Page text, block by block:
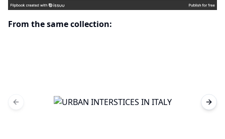
From the same collection:
Previous slide